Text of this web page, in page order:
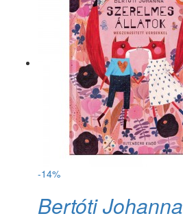
-14%
Bertóti Johanna